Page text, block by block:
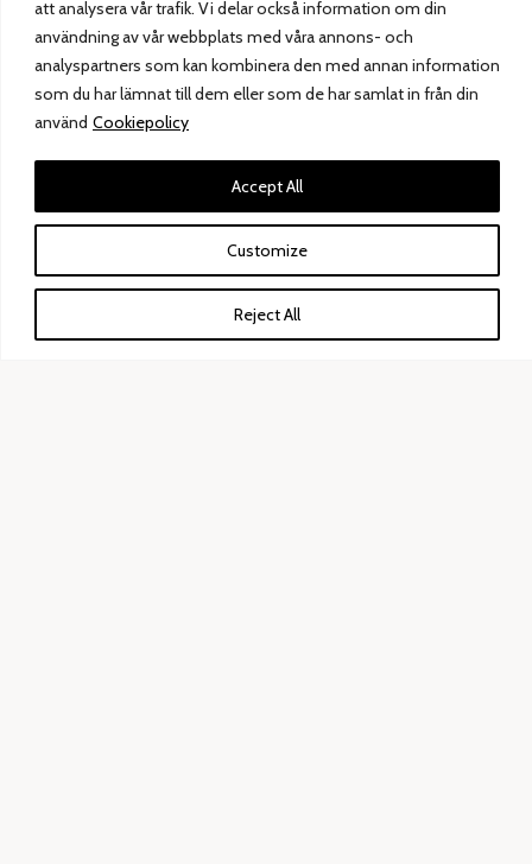
att analysera vår trafik. Vi delar också information om din
användning av vår webbplats med våra annons- och
analyspartners som kan kombinera den med annan information
som du har lämnat till dem eller som de har samlat in från din
använd Cookiepolicy
Customize
Reject All
Accept All
I vår kvällsrestaurangBrasserie Siljani Leksand, står
råvaran och hantverket i centrum. Här kan du njuta av vår
à la carte-meny som ständigt byts efter säsong.
Varmt välkommen till Siljan!